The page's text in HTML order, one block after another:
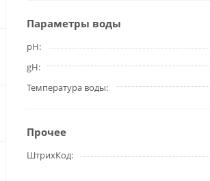
Параметры воды
pH
gH
Температура воды
Прочее
ШтрихКод